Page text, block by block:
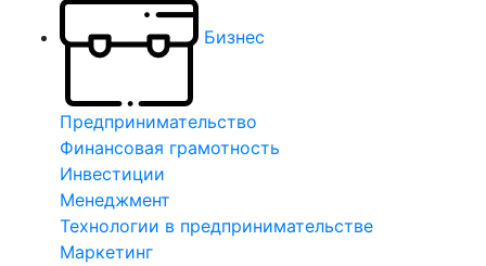
Бизнес
Предпринимательство
Финансовая грамотность
Инвестиции
Менеджмент
Технологии в предпринимательстве
Маркетинг